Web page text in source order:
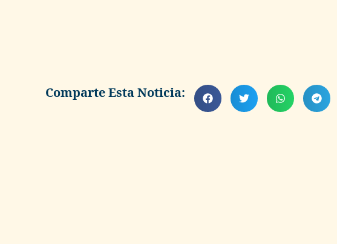
Comparte Esta Noticia: